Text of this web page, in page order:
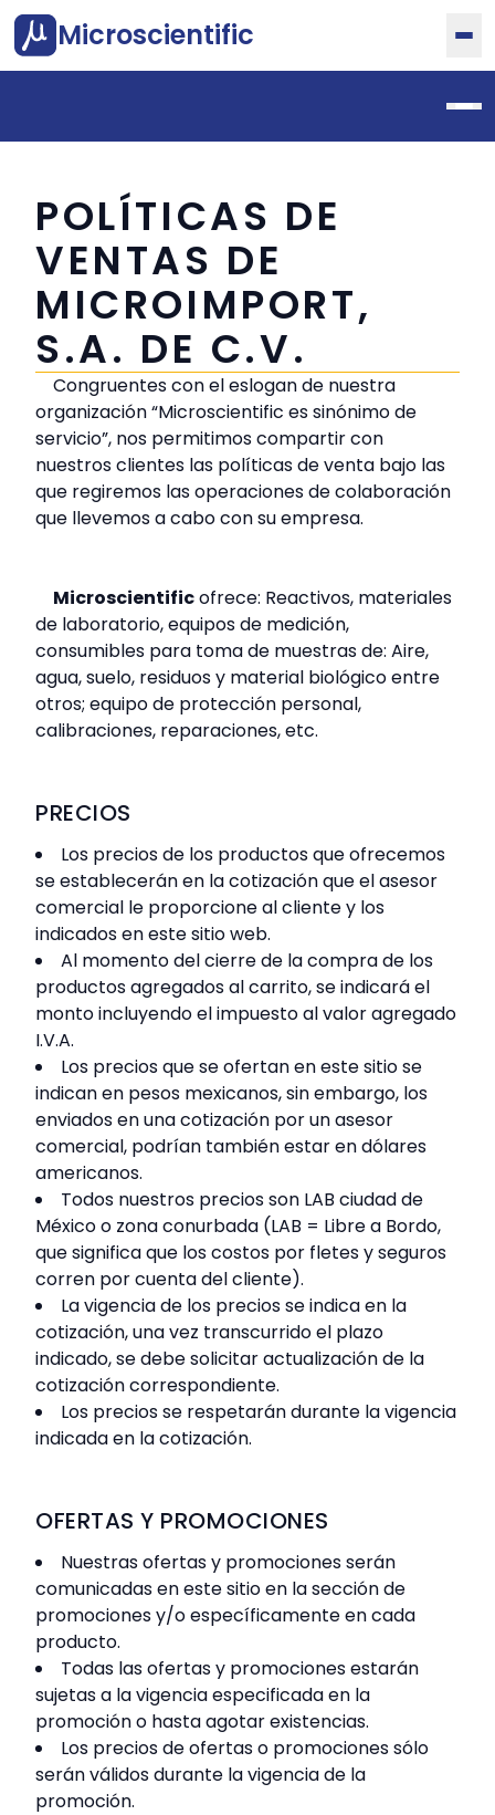
Microscientific
POLÍTICAS DE
VENTAS DE
MICROIMPORT,
S.A. DE C.V.
Congruentes con el eslogan de nuestra
organización “Microscientific es sinónimo de
servicio”, nos permitimos compartir con
nuestros clientes las políticas de venta bajo las
que regiremos las operaciones de colaboración
que llevemos a cabo con su empresa.
Microscientificofrece: Reactivos, materiales
de laboratorio, equipos de medición,
consumibles para toma de muestras de: Aire,
agua, suelo, residuos y material biológico entre
otros; equipo de protección personal,
calibraciones, reparaciones, etc.
PRECIOS
Los precios de los productos que ofrecemos
se establecerán en la cotización que el asesor
comercial le proporcione al cliente y los
indicados en este sitio web.
Al momento del cierre de la compra de los
productos agregados al carrito, se indicará el
monto incluyendo el impuesto al valor agregado
I.V.A.
Los precios que se ofertan en este sitio se
indican en pesos mexicanos, sin embargo, los
enviados en una cotización por un asesor
comercial, podrían también estar en dólares
americanos.
Todos nuestros precios son LAB ciudad de
México o zona conurbada (LAB = Libre a Bordo,
que significa que los costos por fletes y seguros
corren por cuenta del cliente).
La vigencia de los precios se indica en la
cotización, una vez transcurrido el plazo
indicado, se debe solicitar actualización de la
cotización correspondiente.
Los precios se respetarán durante la vigencia
indicada en la cotización.
OFERTAS Y PROMOCIONES
Nuestras ofertas y promociones serán
comunicadas en este sitio en la sección de
promociones y/o específicamente en cada
producto.
Todas las ofertas y promociones estarán
sujetas a la vigencia especificada en la
promoción o hasta agotar existencias.
Los precios de ofertas o promociones sólo
serán válidos durante la vigencia de la
promoción.